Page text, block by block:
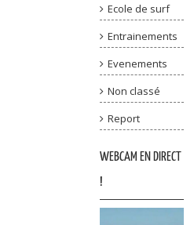
Ecole de surf
Entrainements
Evenements
Non classé
Report
WEBCAM EN DIRECT
!